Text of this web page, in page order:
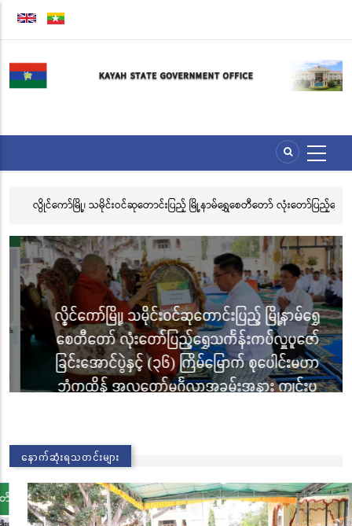
Skip
content
လွိုင်ကော်မြို့၊ သမိုင်းဝင်ဆုတောင်းပြည့် မြို့နာမ်ရွှေစေတီတော် လုံးတော်ပြည့်ရွှေ
ဘုံကထိန် အလှူတော်မင်္ဂလာအခမ်းအနား ကျင်းပ
လွိုင်ကော်မြို့၊ သမိုင်းဝင်ဆုတောင်းပြည့် မြို့နာမ်ရွှေ
စေတီတော် လုံးတော်ပြည့်ရွှေသင်္ကန်းကပ်လှူပူဇော်
ခြင်းအောင်ပွဲနှင့် (၃၆) ကြိမ်မြောက် စုပေါင်းမဟာ
ဘုံကထိန် အလှူတော်မင်္ဂလာအခမ်းအနား ကျင်းပ
နောက်ဆုံးရသတင်းများ